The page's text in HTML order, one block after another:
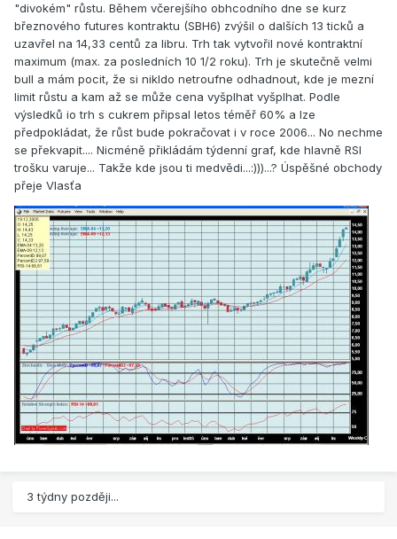
"divokém" růstu. Během včerejšího obhcodního dne se kurz
březnového futures kontraktu (SBH6) zvýšil o dalších 13 ticků a
uzavřel na 14,33 centů za libru. Trh tak vytvořil nové kontraktní
maximum (max. za posledních 10 1/2 roku). Trh je skutečně velmi
bull a mám pocit, že si nikldo netroufne odhadnout, kde je mezní
limit růstu a kam až se může cena vyšplhat vyšplhat. Podle
výsledků io trh s cukrem připsal letos téměř 60% a lze
předpokládat, že růst bude pokračovat i v roce 2006... No nechme
se překvapit.... Nicméně přikládám týdenní graf, kde hlavně RSI
trošku varuje... Takže kde jsou ti medvědi...:)))...? Úspěšné obchody
přeje Vlasťa
3 týdny později...